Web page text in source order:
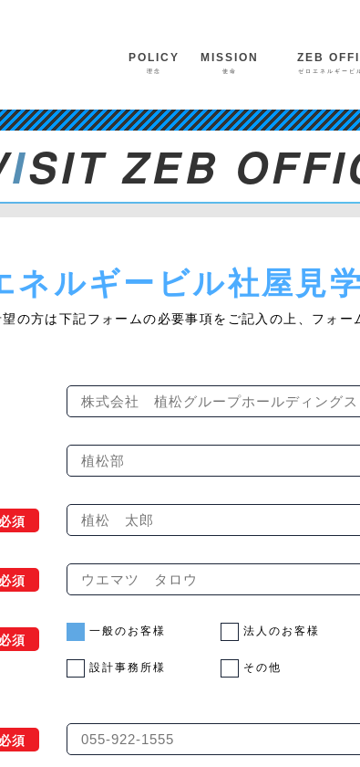
POLICY
理念
MISSION
使命
ZEB
ゼロエネルギービ
ISIT ZEB
ネルギービル社屋見
の方は下記フォームの必要事項をご記入の上、フォー
必須
必須
必須 一般のお客様 法人のお客様
設計事務所様 その他
必須